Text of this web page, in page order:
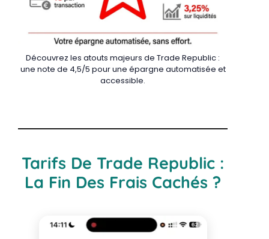
Découvrez les atouts majeurs de Trade Republic :
une note de 4,5/5 pour une épargne automatisée et
accessible.
Tarifs De Trade Republic :
La Fin Des Frais Cachés ?